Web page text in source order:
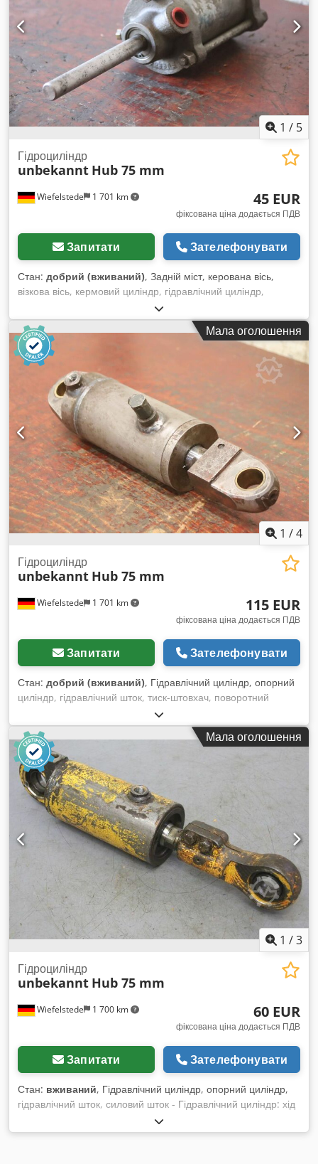
1 / 5
Wiefelstede 1 701 km
Гідроциліндр
unbekannt Hub 75 mm
45 EUR
фіксована ціна додається ПДВ
Запитати Зателефонувати
Стан: добрий (вживаний), Задній міст, керована вісь,
візкова вісь, кермовий циліндр, гідравлічний циліндр,
опорний циліндр, гідравлічний шток, тисковий шток, стяжний
циліндр, компенсуючий циліндр - Гідравлічний циліндр:
стяжний циліндр, хід 75 мм - Тип: на жаль, без маркування
типу Dedsv N Ed Uopfx Ad Ssck - Шток поршня: Ø 16 мм -
Розміри: 300/90/H95 мм - Вага: 2,8 кг
Мала оголошення
1 /4
Wiefelstede 1 701 km
Гідроциліндр
unbekannt Hub 75 mm
115 EUR
фіксована ціна додається ПДВ
Запитати Зателефонувати
Стан: добрий (вживаний), Гідравлічний циліндр, опорний
циліндр, гідравлічний шток, тиск-штовхач, поворотний
циліндр Djdpfx Adsv Tk Hco Ssck - Гідравлічний циліндр:
двосторонньої дії, хід 75 мм - Тип: без маркування типу -
Поршневий шток: Ø 32 мм - Кріплення: Ø мм / відстань у
втягнутому стані 340 мм - Габарити: 400/90/В130 мм - Вага:
9,8 кг
Мала оголошення
1 /3
Wiefelstede 1 700 km
Гідроциліндр
unbekannt Hub 75 mm
60 EUR
фіксована ціна додається ПДВ
Запитати Зателефонувати
Стан: вживаний, Гідравлічний циліндр, опорний циліндр,
гідравлічний шток, силовий шток - Гідравлічний циліндр: хід
75 мм - Поршневий шток: Ø 40 мм - Монтажні отвори: Ø35 x
25 мм - Циліндр: зовнішній Ø 106 мм - Розміри: 520/110/